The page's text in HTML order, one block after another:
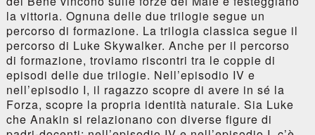
la vittoria. Ognuna delle due trilogie segue un
percorso di formazione. La trilogia classica segue il
percorso di Luke Skywalker. Anche per il percorso
di formazione, troviamo riscontri tra le coppie di
episodi delle due trilogie. Nell’episodio IV e
nell’episodio I, il ragazzo scopre di avere in sé la
Forza, scopre la propria identità naturale. Sia Luke
che Anakin si relazionano con diverse figure di